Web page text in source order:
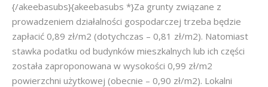
{/akeebasubs}{akeebasubs *}Za grunty związane z
prowadzeniem działalności gospodarczej trzeba będzie
zapłacić 0,89 zł/m2 (dotychczas – 0,81 zł/m2). Natomiast
stawka podatku od budynków mieszkalnych lub ich części
została zaproponowana w wysokości 0,99 zł/m2
powierzchni użytkowej (obecnie – 0,90 zł/m2). Lokalni